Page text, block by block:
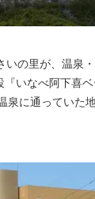
いの里が、温泉
いなべ阿下喜
楽しめる施設に
ウナエリアやコ
が加わります。 「